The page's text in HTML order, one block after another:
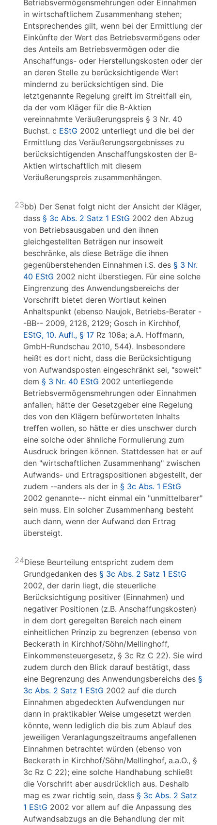
Betriebsvermögensmehrungen oder Einnahmen
in wirtschaftlichem Zusammenhang stehen;
Entsprechendes gilt, wenn bei der Ermittlung der
Einkünfte der Wert des Betriebsvermögens oder
des Anteils am Betriebsvermögen oder die
Anschaffungs- oder Herstellungskosten oder der
an deren Stelle zu berücksichtigende Wert
mindernd zu berücksichtigen sind. Die
letztgenannte Regelung greift im Streitfall ein,
da der vom Kläger für die B-Aktien
vereinnahmte Veräußerungspreis § 3 Nr. 40
Buchst. c EStG 2002 unterliegt und die bei der
Ermittlung des Veräußerungsergebnisses zu
berücksichtigenden Anschaffungskosten der B-
Aktien wirtschaftlich mit diesem
Veräußerungspreis zusammenhängen.
23bb) Der Senat folgt nicht der Ansicht der Kläger,
dass § 3c Abs. 2 Satz 1 EStG 2002 den Abzug
von Betriebsausgaben und den ihnen
gleichgestellten Beträgen nur insoweit
beschränke, als diese Beträge die ihnen
gegenüberstehenden Einnahmen i.S. des § 3 Nr.
40 EStG 2002 nicht überstiegen. Für eine solche
Eingrenzung des Anwendungsbereichs der
Vorschrift bietet deren Wortlaut keinen
Anhaltspunkt (ebenso Naujok, Betriebs-Berater -
-BB-- 2009, 2128, 2129; Gosch in Kirchhof,
EStG, 10. Aufl., § 17 Rz 106a; a.A. Hoffmann,
GmbH-Rundschau 2010, 544). Insbesondere
heißt es dort nicht, dass die Berücksichtigung
von Aufwandsposten eingeschränkt sei, "soweit"
dem § 3 Nr. 40 EStG 2002 unterliegende
Betriebsvermögensmehrungen oder Einnahmen
anfallen; hätte der Gesetzgeber eine Regelung
des von den Klägern befürworteten Inhalts
treffen wollen, so hätte er dies unschwer durch
eine solche oder ähnliche Formulierung zum
Ausdruck bringen können. Stattdessen hat er auf
den "wirtschaftlichen Zusammenhang" zwischen
Aufwands- und Ertragspositionen abgestellt, der
zudem --anders als der in § 3c Abs. 1 EStG
2002 genannte-- nicht einmal ein "unmittelbarer"
sein muss. Ein solcher Zusammenhang besteht
auch dann, wenn der Aufwand den Ertrag
übersteigt.
24Diese Beurteilung entspricht zudem dem
Grundgedanken des § 3c Abs. 2 Satz 1 EStG
2002, der darin liegt, die steuerliche
Berücksichtigung positiver (Einnahmen) und
negativer Positionen (z.B. Anschaffungskosten)
in dem dort geregelten Bereich nach einem
einheitlichen Prinzip zu begrenzen (ebenso von
Beckerath in Kirchhof/Söhn/Mellinghoff,
Einkommensteuergesetz, § 3c Rz C 22). Sie wird
zudem durch den Blick darauf bestätigt, dass
eine Begrenzung des Anwendungsbereichs des §
3c Abs. 2 Satz 1 EStG 2002 auf die durch
Einnahmen abgedeckten Aufwendungen nur
dann in praktikabler Weise umgesetzt werden
könnte, wenn lediglich die bis zum Ablauf des
jeweiligen Veranlagungszeitraums angefallenen
Einnahmen betrachtet würden (ebenso von
Beckerath in Kirchhof/Söhn/Mellinghof, a.a.O., §
3c Rz C 22); eine solche Handhabung schließt
die Vorschrift aber ausdrücklich aus. Deshalb
mag es zwar richtig sein, dass § 3c Abs. 2 Satz
1 EStG 2002 vor allem auf die Anpassung des
Aufwandsabzugs an die Behandlung der mit